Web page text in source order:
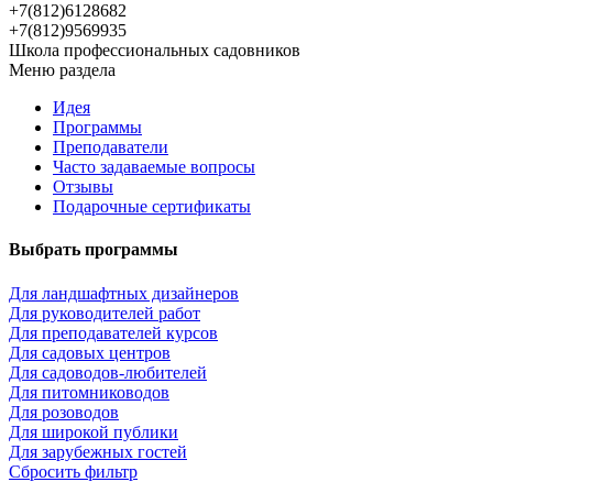
+7(812)6128682
+7(812)9569935
Школа профессиональных садовников
Меню раздела
Идея
Программы
Преподаватели
Часто задаваемые вопросы
Отзывы
Подарочные сертификаты
Выбрать программы
Для ландшафтных дизайнеров
Для руководителей работ
Для преподавателей курсов
Для садовых центров
Для садоводов-любителей
Для питомниководов
Для розоводов
Для широкой публики
Для зарубежных гостей
Сбросить фильтр